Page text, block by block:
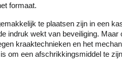
formaat.
te plaatsen zijn in een
indruk wekt van beveiliging.
kraaktechnieken en het
om een afschrikkingsmiddel te